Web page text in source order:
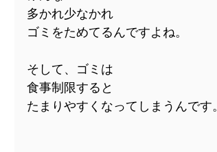
多かれ少なかれ
ゴミをためてるんですよね。
そして、ゴミは
食事制限すると
たまりやすくなってしまうんです。